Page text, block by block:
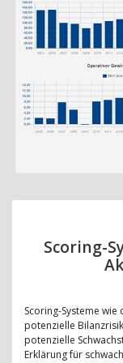
Scoring-
Scoring-Systeme
potenzielle
potenzielle
Erklärung für